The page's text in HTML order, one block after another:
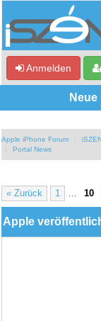
Anmelden
Neue
Apple iPhone Forum
Portal News
« Zurück 1 10
Apple